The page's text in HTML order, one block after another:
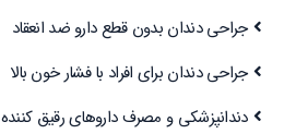
جراحی دندان بدون قطع دارو ضد انعقاد
جراحی دندان برای افراد با فشار خون بالا
دندانپزشکی و مصرف داروهای رقیق کننده